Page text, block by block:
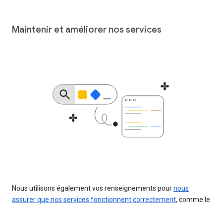
Maintenir et améliorer nos services
Nous utilisons également vos renseignements pournous
assurer que nos services fonctionnent correctement, comme le